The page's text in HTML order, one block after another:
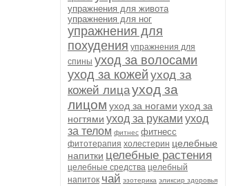
упражнения для живота
упражнения для ног
упражнения для
похудения упражнения для
спины уход за волосами
уход за кожей уход за
кожей лицауход за
лицом уход за ногами уход за
ногтями уход за руками уход
за телом фитнес фитнесс
фитотерапия холестерин целебные
напитки целебные растения
целебные средства целебный
напиток чай эзотерика эликсир здоровья